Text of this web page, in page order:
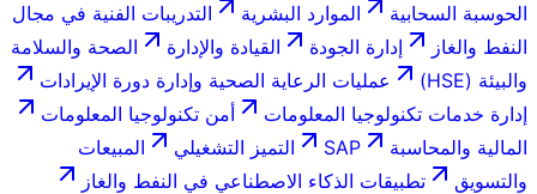
الحوسبة السحابية
الموارد البشرية
التدريبات الفنية في مجال
النفط والغاز
إدارة الجودة القيادة والإدارة
الصحة والسلامة
والبيئة (HSE)
عمليات الرعاية الصحية وإدارة دورة الإيرادات
إدارة خدمات تكنولوجيا المعلومات
أمن تكنولوجيا المعلومات
المالية والمحاسبة
SAP التميز التشغيلي
المبيعات
والتسويق
تطبيقات الذكاء الاصطناعي في النفط والغاز